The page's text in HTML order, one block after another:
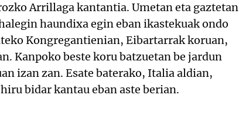
Arrillaga kantantia. Umetan eta gaztetan
haundixa egin eban ikastekuak ondo
Kongregantienian, Eibartarrak koruan,
Kanpoko beste koru batzuetan be jardun
izan zan. Esate baterako, Italia aldian,
bidar kantau eban aste berian.